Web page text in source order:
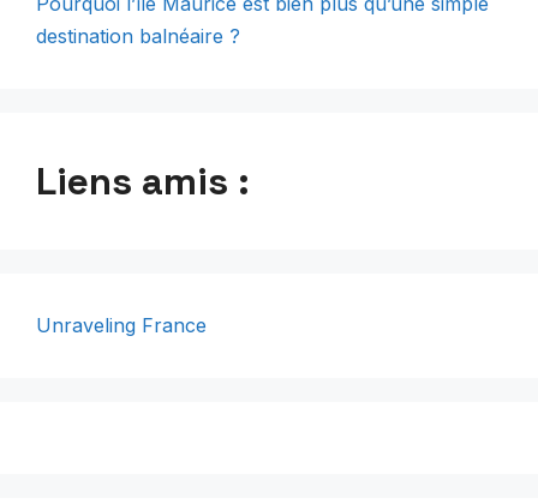
destination balnéaire ?
Liens amis :
Unraveling France